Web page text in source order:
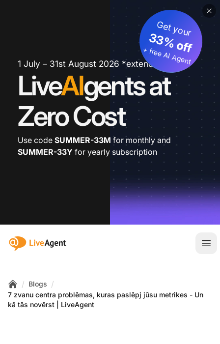
1 July – 31st August 2026 *extended
LiveAIgents at
Zero Cost
Get your
33% off
+ free AI Agent
Use code SUMMER-33M for monthly and
SUMMER-33Y for yearly subscription
:site.title
Home
/ Blogs /
7 zvanu centra problēmas, kuras paslēpj jūsu metrikes - Un
kā tās novērst | LiveAgent